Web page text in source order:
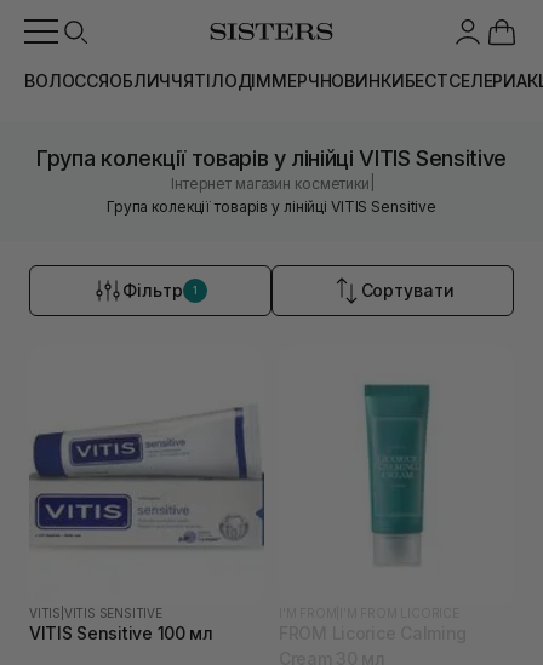
ВОЛОССЯОБЛИЧЧЯТІЛОДІММЕРЧНОВИНКИБЕСТСЕЛЕРИ
Група колекції товарів у лінійці VITIS Sensitive
Інтернет магазин косметики
Група колекції товарів у лінійці VITIS Sensitive
Фільтр 1 Сортувати
VITIS VITIS SENSITIVE
VITIS Sensitive 100 мл